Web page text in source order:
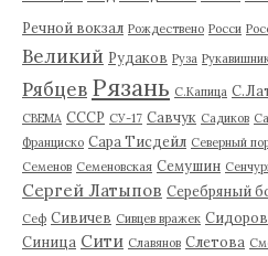
Речной вокзал Рождествено Росси
Великий Рудаков Руза
Рябцев Рязань С.Капица
СВЕМА СССР СУ-17 Савчук Садиков
Франциско Сара Тисдейл Северный
Семенов Семеновская Семушин
Сергей Латыпов Серебряный
Сеф Сивичев Сивцев вражек Сидоров
Синица Сити Славянов Слетова